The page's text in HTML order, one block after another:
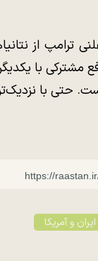
ترامپ از
با
حتی با
و آمریکا